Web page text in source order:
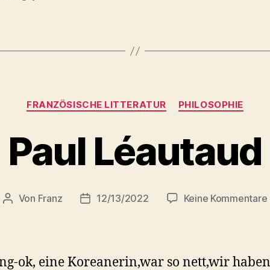
Kategorien
FRANZÖSISCHE LITTERATUR PHILOSOPHIE
Paul Léautaud
Beitragsautor
Von Franz Beitragsdatum
12/13/2022 Keine Kommentare
ok, eine Koreanerin,war so nett,wir haben